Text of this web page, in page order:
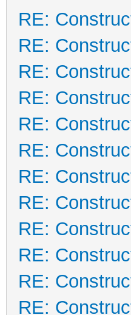
RE:
RE:
RE:
RE:
RE:
RE:
RE:
RE:
RE:
RE:
RE:
RE: